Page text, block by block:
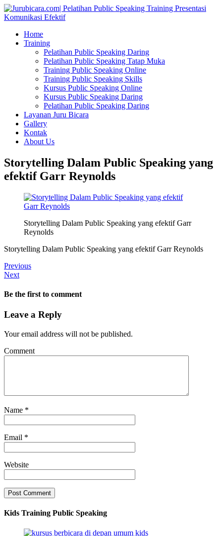
Home
Training
Pelatihan Public Speaking Daring
Pelatihan Public Speaking Tatap Muka
Training Public Speaking Online
Training Public Speaking Skills
Kursus Public Speaking Online
Kursus Public Speaking Daring
Pelatihan Public Speaking Daring
Layanan Juru Bicara
Gallery
Kontak
About Us
Storytelling Dalam Public Speaking yang
efektif Garr Reynolds
Storytelling Dalam Public Speaking yang efektif Garr
Reynolds
Storytelling Dalam Public Speaking yang efektif Garr Reynolds
Previous
Next
Be the first to comment
Leave a Reply
Your email address will not be published.
Comment
Name *
Email *
Website
Kids Training Public Speaking